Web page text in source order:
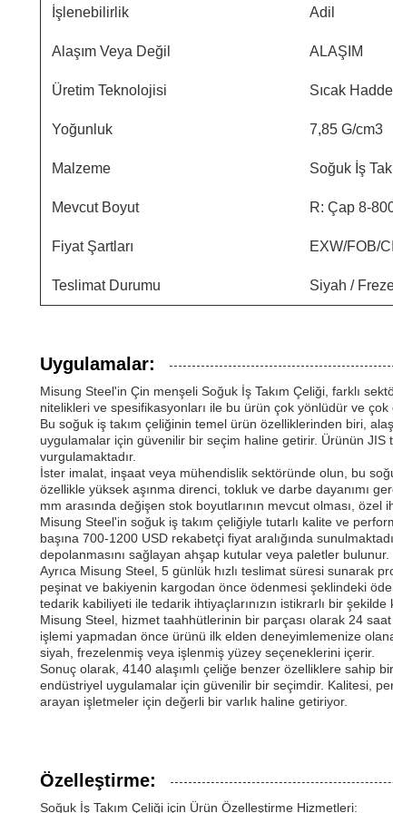
İşlenebilirlik Adil
Alaşım Veya Değil ALAŞIM
Üretim Teknolojisi Sıcak
Yoğunluk 7,85 G/cm3
Malzeme Soğuk İş
Mevcut Boyut R: Çap 8-
Fiyat Şartları EXW/FOB/
Teslimat Durumu Siyah /
Uygulamalar:
Misung Steel'in Çin menşeli Soğuk İş Takım Çeliği, farklı
nitelikleri ve spesifikasyonları ile bu ürün çok yönlüdür ve
Bu soğuk iş takım çeliğinin temel ürün özelliklerinden biri,
uygulamalar için güvenilir bir seçim haline getirir. Ürünün JIS
vurgulamaktadır.
İster imalat, inşaat veya mühendislik sektöründe olun, bu
özellikle yüksek aşınma direnci, tokluk ve darbe dayanımı
mm arasında değişen stok boyutlarının mevcut olması, özel
Misung Steel'in soğuk iş takım çeliğiyle tutarlı kalite ve
başına 700-1200 USD rekabetçi fiyat aralığında
depolanmasını sağlayan ahşap kutular veya paletler bulunur.
Ayrıca Misung Steel, 5 günlük hızlı teslimat süresi sunarak
peşinat ve bakiyenin kargodan önce ödenmesi şeklindeki
tedarik kabiliyeti ile tedarik ihtiyaçlarınızın istikrarlı bir şekilde
Misung Steel, hizmet taahhütlerinin bir parçası olarak 24
işlemi yapmadan önce ürünü ilk elden deneyimlemenize
siyah, frezelenmiş veya işlenmiş yüzey seçeneklerini içerir.
Sonuç olarak, 4140 alaşımlı çeliğe benzer özelliklere sahip
endüstriyel uygulamalar için güvenilir bir seçimdir. Kalitesi,
arayan işletmeler için değerli bir varlık haline getiriyor.
Özelleştirme:
Soğuk İş Takım Çeliği için Ürün Özelleştirme Hizmetleri: